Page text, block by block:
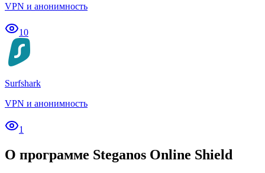
VPN и анонимность
10
Surfshark
VPN и анонимность
1
О программе Steganos Online Shield